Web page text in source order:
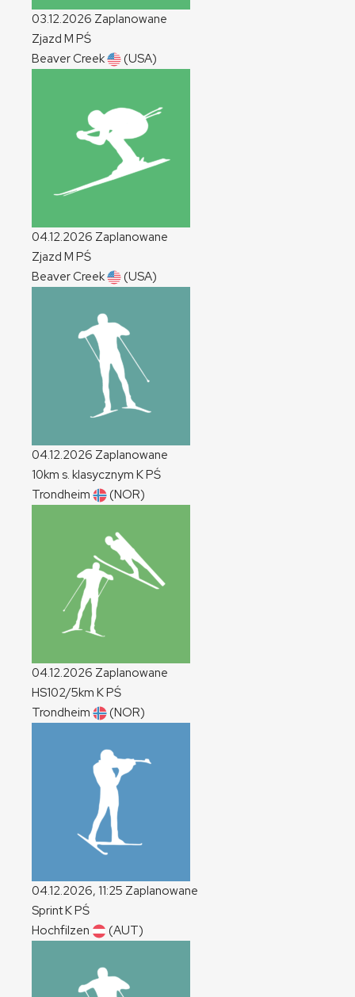
03.12.2026 Zaplanowane
Zjazd M PŚ
Beaver Creek
(USA)
04.12.2026 Zaplanowane
Zjazd M PŚ
Beaver Creek
(USA)
04.12.2026 Zaplanowane
10km s. klasycznym KPŚ
Trondheim
(NOR)
04.12.2026 Zaplanowane
HS102/5km KPŚ
Trondheim
(NOR)
04.12.2026, 11:25 Zaplanowane
SprintKPŚ
Hochfilzen
(AUT)